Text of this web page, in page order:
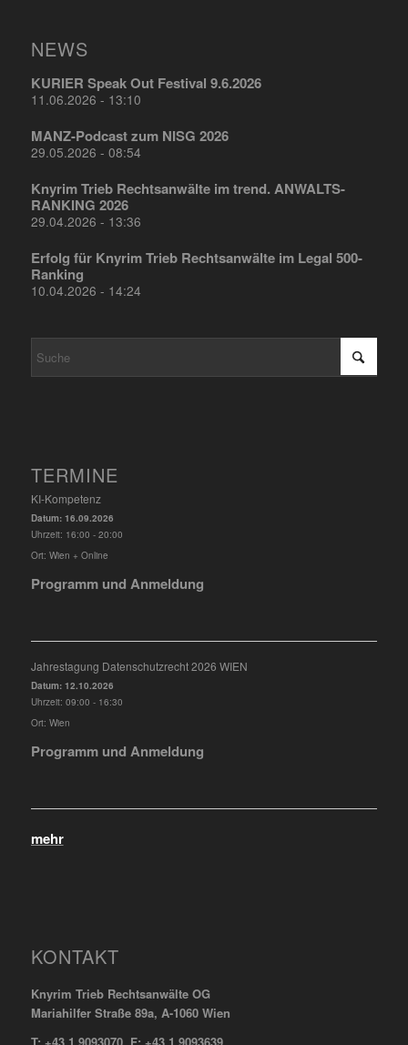
NEWS
KURIER Speak Out Festival 9.6.2026
11.06.2026 - 13:10
MANZ-Podcast zum NISG 2026
29.05.2026 - 08:54
Knyrim Trieb Rechtsanwälte im trend. ANWALTS-
RANKING 2026
29.04.2026 - 13:36
Erfolg für Knyrim Trieb Rechtsanwälte im Legal 500-
Ranking
10.04.2026 - 14:24
TERMINE
KI-Kompetenz
Datum: 16.09.2026
Uhrzeit: 16:00 - 20:00
Ort: Wien + Online
Programm und Anmeldung
Jahrestagung Datenschutzrecht 2026 WIEN
Datum: 12.10.2026
Uhrzeit: 09:00 - 16:30
Ort: Wien
Programm und Anmeldung
mehr
KONTAKT
Knyrim Trieb Rechtsanwälte OG
Mariahilfer Straße 89a, A-1060 Wien